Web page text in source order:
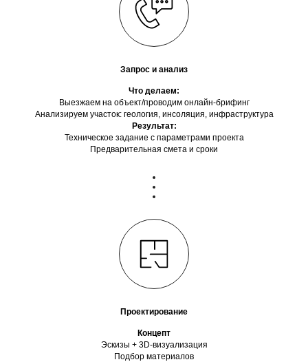
Запрос и анализ
Что делаем:
Выезжаем на объект/проводим онлайн-брифинг
Анализируем участок: геология, инсоляция, инфраструктура
Результат:
Техническое задание с параметрами проекта
Предварительная смета и сроки
Проектирование
Концепт
Эскизы + 3D-визуализация
Подбор материалов